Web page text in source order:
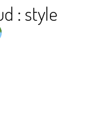
: style